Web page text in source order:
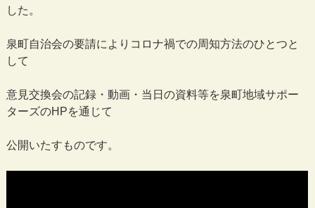
した。
泉町自治会の要請によりコロナ禍での周知方法のひとつと
して
意見交換会の記録・動画・当日の資料等を泉町地域サポー
ターズのHPを通じて
公開いたすものです。